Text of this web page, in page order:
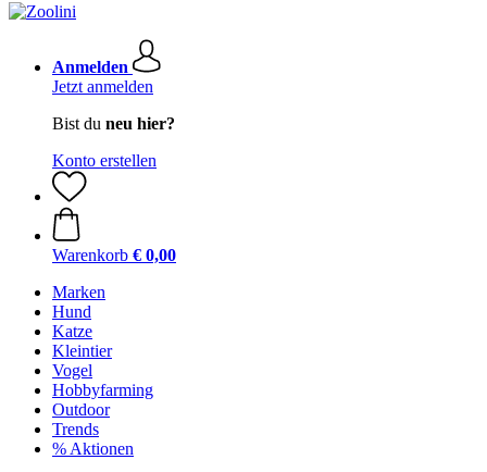
Anmelden
Jetzt anmelden
Bist du neu hier?
Konto erstellen
Warenkorb € 0,00
Marken
Hund
Katze
Kleintier
Vogel
Hobbyfarming
Outdoor
Trends
% Aktionen